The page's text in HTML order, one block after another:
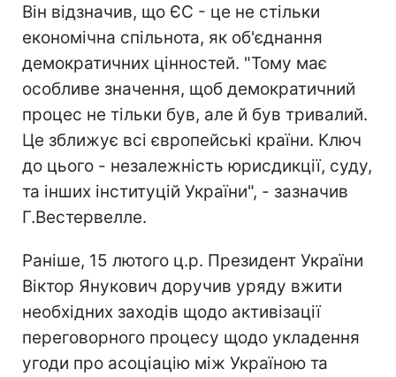
Він відзначив, що ЄС - це не стільки
економічна спільнота, як об'єднання
демократичних цінностей. "Тому має
особливе значення, щоб демократичний
процес не тільки був, але й був тривалий.
Це зближує всі європейські країни. Ключ
до цього - незалежність юрисдикції, суду,
та інших інституцій України", - зазначив
Г.Вестервелле.
Раніше, 15 лютого ц.р. Президент України
Віктор Янукович доручив уряду вжити
необхідних заходів щодо активізації
переговорного процесу щодо укладення
угоди про асоціацію між Україною та